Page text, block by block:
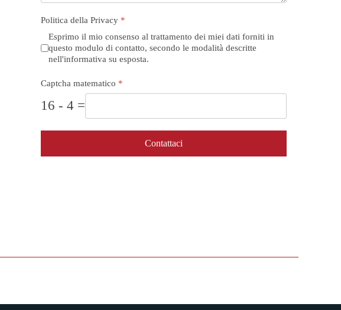
Politica della Privacy *
Esprimo il mio consenso al trattamento dei miei dati forniti in
questo modulo di contatto, secondo le modalità descritte
nell'informativa su esposta.
Captcha matematico *
16 - 4 =
Contattaci